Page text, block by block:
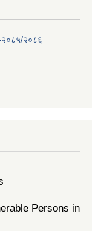
२०८५/२०८६
Persons in